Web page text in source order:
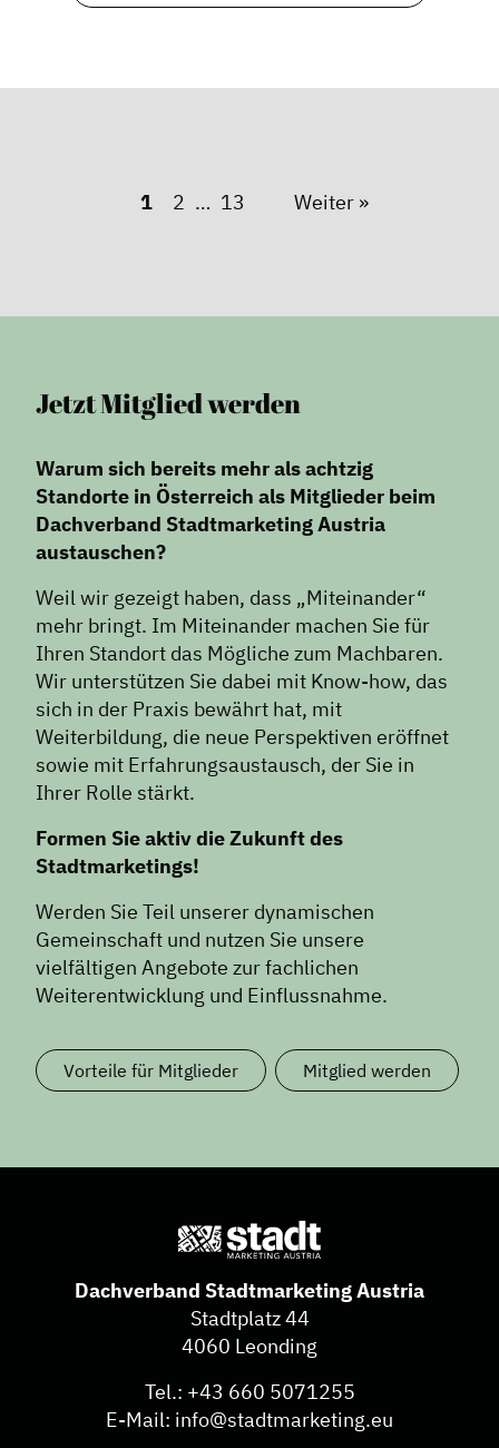
1 2 13 Weiter »
Jetzt Mitglied werden
Warum sich bereits mehr als achtzig
Standorte in Österreich als Mitglieder beim
Dachverband Stadtmarketing Austria
austauschen?
Weil wir gezeigt haben, dass „Miteinander“
mehr bringt. Im Miteinander machen Sie für
Ihren Standort das Mögliche zum Machbaren.
Wir unterstützen Sie dabei mit Know-how, das
sich in der Praxis bewährt hat, mit
Weiterbildung, die neue Perspektiven eröffnet
sowie mit Erfahrungsaustausch, der Sie in
Ihrer Rolle stärkt.
Formen Sie aktiv die Zukunft des
Stadtmarketings!
Werden Sie Teil unserer dynamischen
Gemeinschaft und nutzen Sie unsere
vielfältigen Angebote zur fachlichen
Weiterentwicklung und Einflussnahme.
Vorteile für Mitglieder Mitglied werden
Dachverband Stadtmarketing Austria
Stadtplatz 44
4060 Leonding
Tel.: +43 660 5071255
E-Mail: info@stadtmarketing.eu